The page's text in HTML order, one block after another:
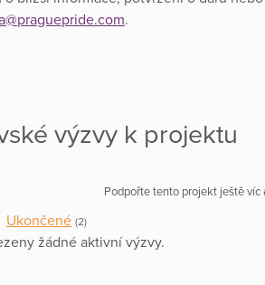
.
výzvy k projektu
Podpořte tento projekt ještě
Ukončené (2)
žádné aktivní výzvy.